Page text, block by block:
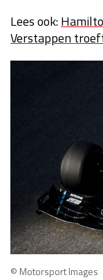
Lees ook:
Verstappen
© Motorsport Images